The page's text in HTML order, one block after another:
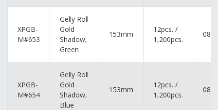
XPGB-
M#653
Gelly Roll
Gold
Shadow,
Green
153mm
12pcs. /
1,200pcs.
XPGB-
M#654
Gelly Roll
Gold
Shadow,
Blue
153mm
12pcs. /
1,200pcs.